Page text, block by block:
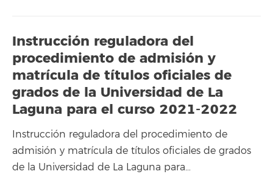
Instrucción reguladora del
procedimiento de admisión y
matrícula de títulos oficiales de
grados de la Universidad de La
Laguna para el curso 2021-2022
Instrucción reguladora del procedimiento de
admisión y matrícula de títulos oficiales de grados
de la Universidad de La Laguna para…